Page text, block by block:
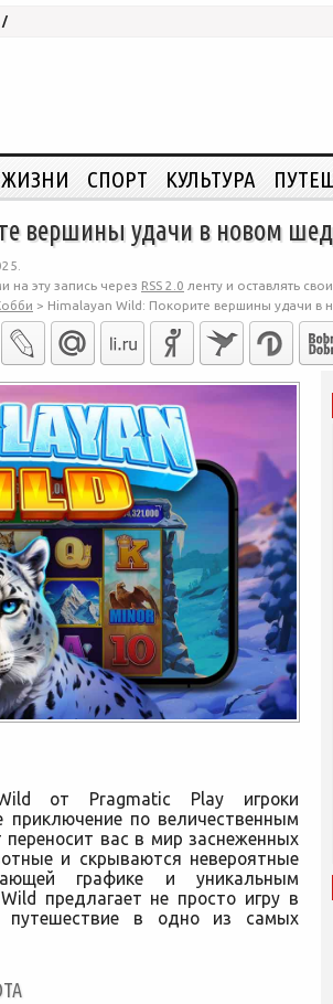
/
ЖИЗНИ СПОРТ КУЛЬТУРА
вершины удачи в новом
эту запись через RSS 2.0 ленту и оставлять
> Himalayan Wild: Покорите вершины удачи в
от Pragmatic Play игроки
по величественным
вас в мир заснеженных
и скрываются невероятные
графике и уникальным
предлагает не просто игру в
в одно из самых